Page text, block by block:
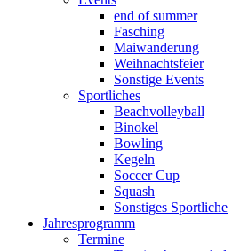
end of summer
Fasching
Maiwanderung
Weihnachtsfeier
Sonstige Events
Sportliches
Beachvolleyball
Binokel
Bowling
Kegeln
Soccer Cup
Squash
Sonstiges Sportliche
Jahresprogramm
Termine